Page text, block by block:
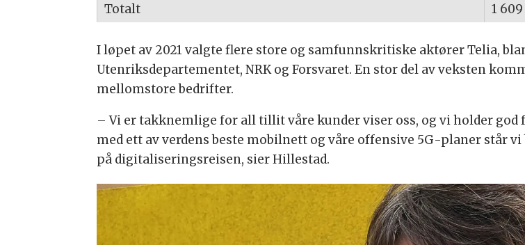
Totalt
1
I løpet av 2021 valgte flere store og samfunnskritiske aktører Telia,
Utenriksdepartementet, NRK og Forsvaret. En stor del av veksten
mellomstore bedrifter.
– Vi er takknemlige for all tillit våre kunder viser oss, og vi holder god
med ett av verdens beste mobilnett og våre offensive 5G-planer står
på digitaliseringsreisen, sier Hillestad.